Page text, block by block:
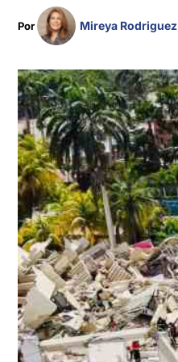
Por Mireya Rodriguez